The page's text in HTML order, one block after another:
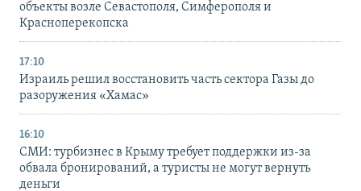
объекты возле Севастополя, Симферополя и
Красноперекопска
17:10
Израиль решил восстановить часть сектора Газы до
разоружения «Хамас»
16:10
СМИ: турбизнес в Крыму требует поддержки из-за
обвала бронирований, а туристы не могут вернуть
деньги